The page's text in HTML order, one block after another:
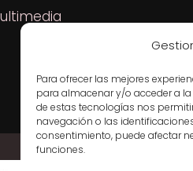
Para ofrecer las mejores
para almacenar y/o acceder a
de estas tecnologías nos
navegación o las
consentimiento, puede afectar
funciones.